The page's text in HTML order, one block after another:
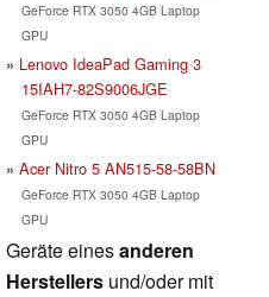
GeForce RTX 3050 4GB Laptop
GPU
Lenovo IdeaPad Gaming 3
15IAH7-82S9006JGE
GeForce RTX 3050 4GB Laptop
GPU
Acer Nitro 5 AN515-58-58BN
GeForce RTX 3050 4GB Laptop
GPU
Geräte einesanderen
Herstellers und/oder mit